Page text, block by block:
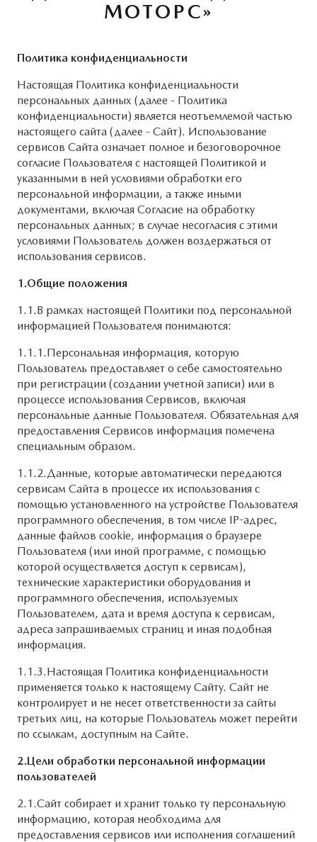
MAZDA CX-50
Для MAZDA старше 5-ти лет
Руководства по эксплуатации
Cправочные руководства
Mazda Сервис Контракт
ПРЕДЛОЖЕНИЯ ПО СЕРВИСУ
КУЗОВНОЙ РЕМОНТ
Системы безопасности
КОНФИДЕНЦИАЛЬНОСТЬ
ПРАВОВАЯ ИНФОРМАЦИЯ
МОТОРС»
Политика конфиденциальности
Настоящая Политика конфиденциальности
персональных данных (далее - Политика
конфиденциальности) является неотъемлемой частью
настоящего сайта (далее - Сайт). Использование
сервисов Сайта означает полное и безоговорочное
согласие Пользователя с настоящей Политикой и
указанными в ней условиями обработки его
персональной информации, а также иными
документами, включая Согласие на обработку
персональных данных; в случае несогласия с этими
условиями Пользователь должен воздержаться от
использования сервисов.
1.Общие положения
1.1.В рамках настоящей Политики под персональной
информацией Пользователя понимаются:
1.1.1.Персональная информация, которую
Пользователь предоставляет о себе самостоятельно
при регистрации (создании учетной записи) или в
процессе использования Сервисов, включая
персональные данные Пользователя. Обязательная для
предоставления Сервисов информация помечена
специальным образом.
1.1.2.Данные, которые автоматически передаются
сервисам Сайта в процессе их использования с
помощью установленного на устройстве Пользователя
программного обеспечения, в том числе IP-адрес,
данные файлов cookie, информация о браузере
Пользователя (или иной программе, с помощью
которой осуществляется доступ к сервисам),
технические характеристики оборудования и
программного обеспечения, используемых
Пользователем, дата и время доступа к сервисам,
адреса запрашиваемых страниц и иная подобная
информация.
1.1.3.Настоящая Политика конфиденциальности
применяется только к настоящему Сайту. Сайт не
контролирует и не несет ответственности за сайты
третьих лиц, на которые Пользователь может перейти
по ссылкам, доступным на Сайте.
2.Цели обработки персональной информации
пользователей
2.1.Сайт собирает и хранит только ту персональную
информацию, которая необходима для
предоставления сервисов или исполнения соглашений